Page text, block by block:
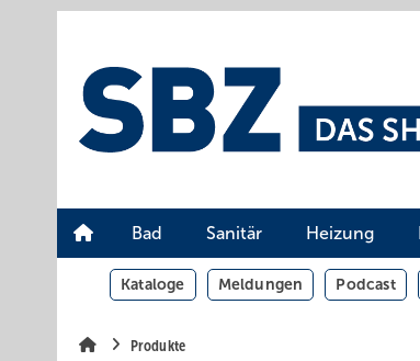
Bad Sanitär Heizung
Kataloge Meldungen Podcast
Produkte